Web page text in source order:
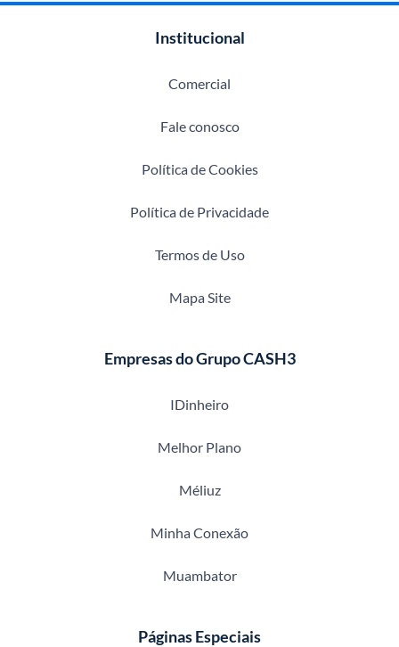
Institucional
Comercial
Fale conosco
Política de Cookies
Política de Privacidade
Termos de Uso
Mapa Site
Empresas do Grupo CASH3
IDinheiro
Melhor Plano
Méliuz
Minha Conexão
Muambator
Páginas Especiais